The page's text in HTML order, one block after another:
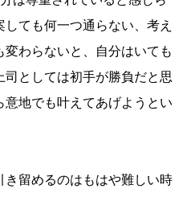
ても何一つ通らない、考え
わらないと、自分はいても
司としては初手が勝負だと思
意地でも叶えてあげようとい
留めるのはもはや難しい時